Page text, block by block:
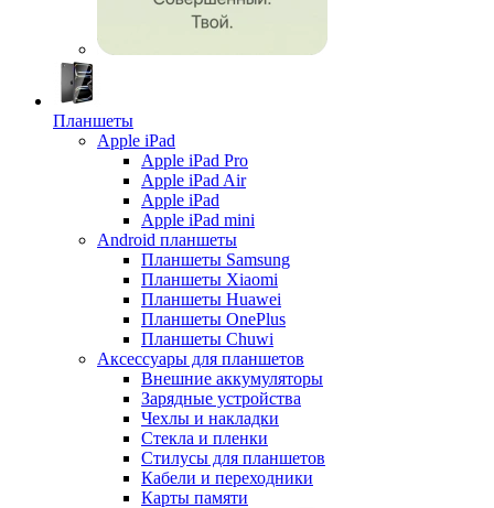
Планшеты
Apple iPad
Apple iPad Pro
Apple iPad Air
Apple iPad
Apple iPad mini
Android планшеты
Планшеты Samsung
Планшеты Xiaomi
Планшеты Huawei
Планшеты OnePlus
Планшеты Chuwi
Аксессуары для планшетов
Внешние аккумуляторы
Зарядные устройства
Чехлы и накладки
Стекла и пленки
Стилусы для планшетов
Кабели и переходники
Карты памяти